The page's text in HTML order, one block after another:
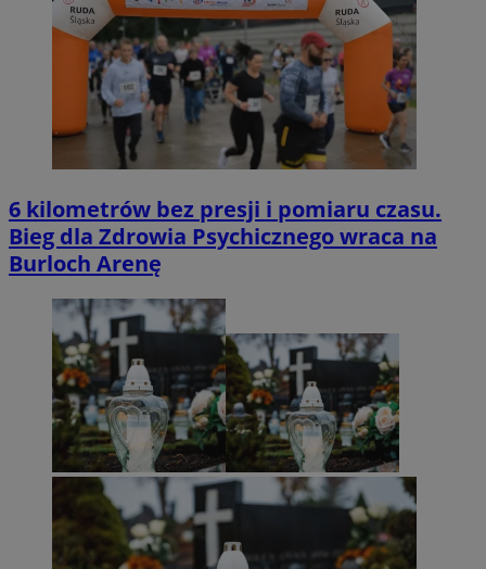
6 kilometrów bez presji i pomiaru czasu.
Bieg dla Zdrowia Psychicznego wraca na
Burloch Arenę